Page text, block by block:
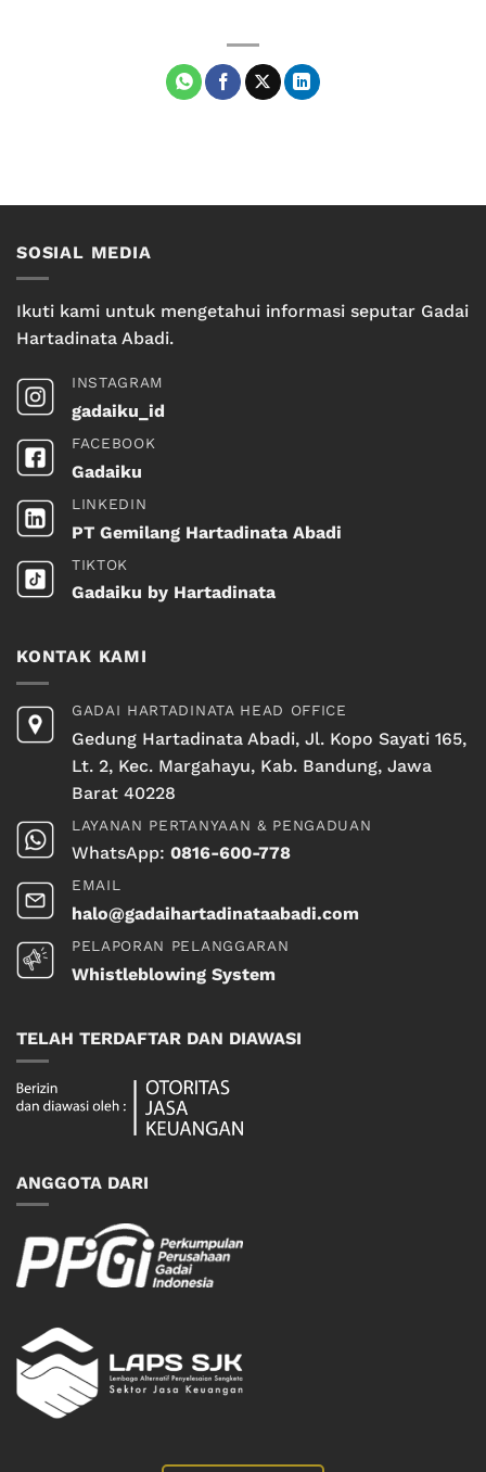
SOSIAL MEDIA
Ikuti kami untuk mengetahui informasi seputar Gadai
Hartadinata Abadi.
INSTAGRAM
gadaiku_id
FACEBOOK
Gadaiku
LINKEDIN
PT Gemilang Hartadinata Abadi
TIKTOK
Gadaiku by Hartadinata
KONTAK KAMI
GADAI HARTADINATA HEAD OFFICE
Gedung Hartadinata Abadi, Jl. Kopo Sayati 165,
Lt. 2, Kec. Margahayu, Kab. Bandung, Jawa
Barat 40228
LAYANAN PERTANYAAN & PENGADUAN
WhatsApp: 0816-600-778
EMAIL
halo@gadaihartadinataabadi.com
PELAPORAN PELANGGARAN
Whistleblowing System
TELAH TERDAFTAR DAN DIAWASI
ANGGOTA DARI